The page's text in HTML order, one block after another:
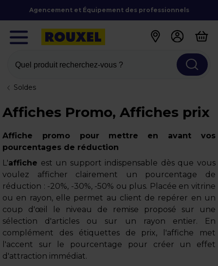
Agencement et Équipement des professionnels
Quel produit recherchez-vous ?
Soldes
Affiches Promo, Affiches prix
Affiche promo pour mettre en avant vos
pourcentages de réduction
L'affiche est un support indispensable dès que vous
voulez afficher clairement un pourcentage de
réduction : -20%, -30%, -50% ou plus. Placée en vitrine
ou en rayon, elle permet au client de repérer en un
coup d'œil le niveau de remise proposé sur une
sélection d'articles ou sur un rayon entier. En
complément des étiquettes de prix, l'affiche met
l'accent sur le pourcentage pour créer un effet
d'attraction immédiat.